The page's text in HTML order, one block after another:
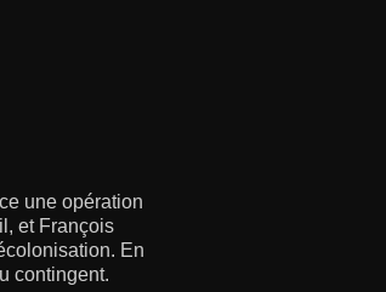
une opération
et François
En
contingent.